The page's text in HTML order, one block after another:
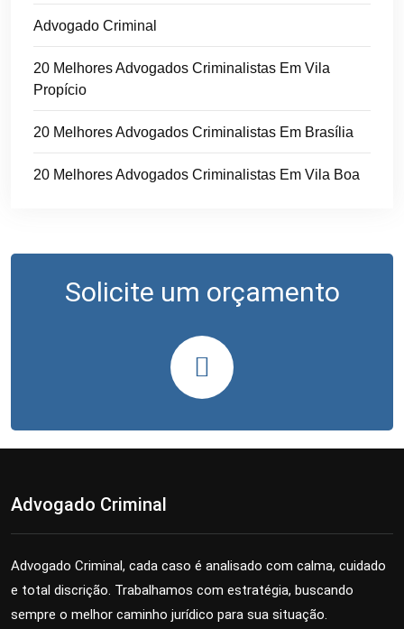
Advogado Criminal
20 Melhores Advogados Criminalistas Em Vila
Propício
20 Melhores Advogados Criminalistas Em Brasília
20 Melhores Advogados Criminalistas Em Vila Boa
Solicite um orçamento
Advogado Criminal
Advogado Criminal, cada caso é analisado com calma, cuidado
e total discrição. Trabalhamos com estratégia, buscando
sempre o melhor caminho jurídico para sua situação.